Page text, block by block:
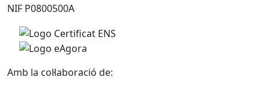
NIF P0800500A
Amb la col·laboració de: